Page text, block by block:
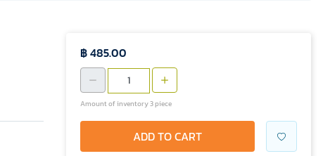
฿ 485.00
Amount of inventory 3 piece
ADD TO CART